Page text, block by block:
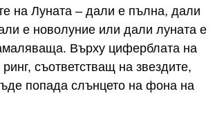
на Луната – дали е пълна, дали
е новолуние или дали луната е
Върху циферблата на
съответстващ на звездите,
попада слънцето на фона на